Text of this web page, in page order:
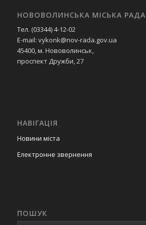
НОВОВОЛИНСЬКА МІСЬКА РАДА
Тел. (03344) 4-12-02
E-mail: vykonk@nov-rada.gov.ua
45400, м. Нововолинськ,
проспект Дружби, 27
НАВІГАЦІЯ
Новини міста
Електронне звернення
ПОШУК